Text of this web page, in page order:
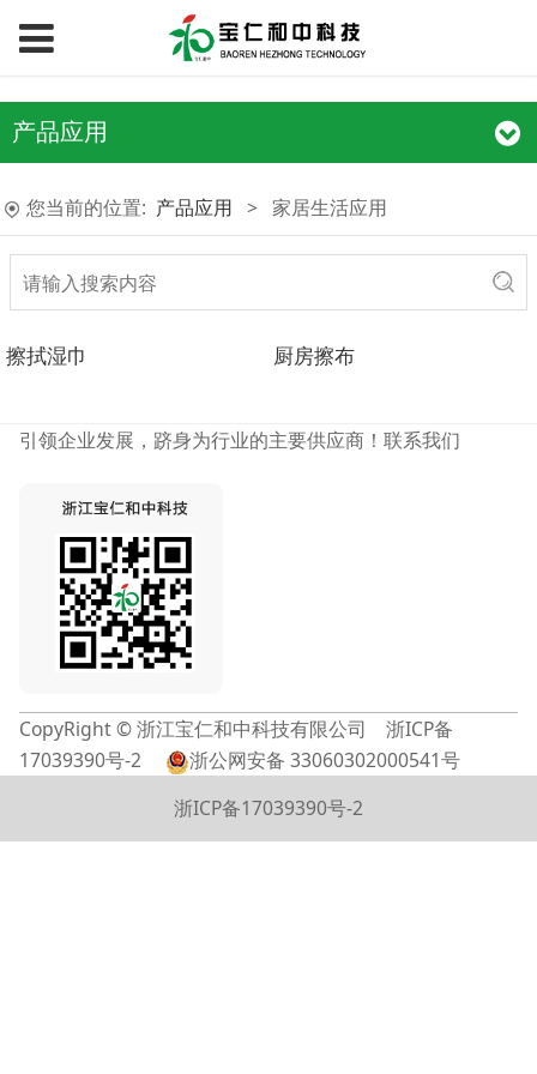
产品应用
您当前的位置: 产品应用 > 家居生活应用
擦拭湿巾 厨房擦布
引领企业发展，跻身为行业的主要供应商！ 联系我们
CopyRight © 浙江宝仁和中科技有限公司
浙ICP备
17039390号-2
浙公网安备 33060302000541号
浙ICP备17039390号-2